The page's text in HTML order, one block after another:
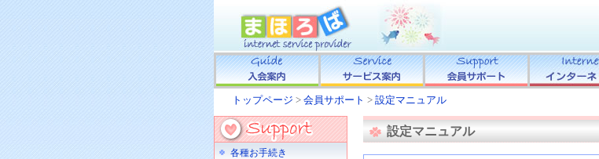
トップページ > 会員サポート > 設定マニュアル
各種お手続き
設定マニュアル